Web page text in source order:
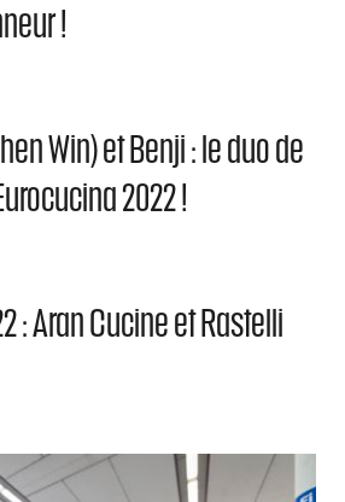
!
Win) et Benji : le duo de
2022 !
: Aran Cucine et Rastelli